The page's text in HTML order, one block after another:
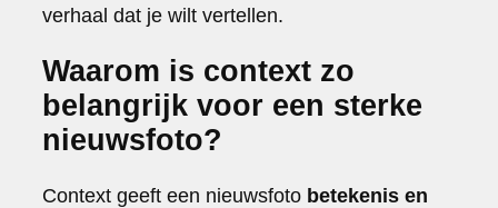
verhaal dat je wilt vertellen.
Waarom is context zo
belangrijk voor een sterke
nieuwsfoto?
Context geeft een nieuwsfoto betekenis en